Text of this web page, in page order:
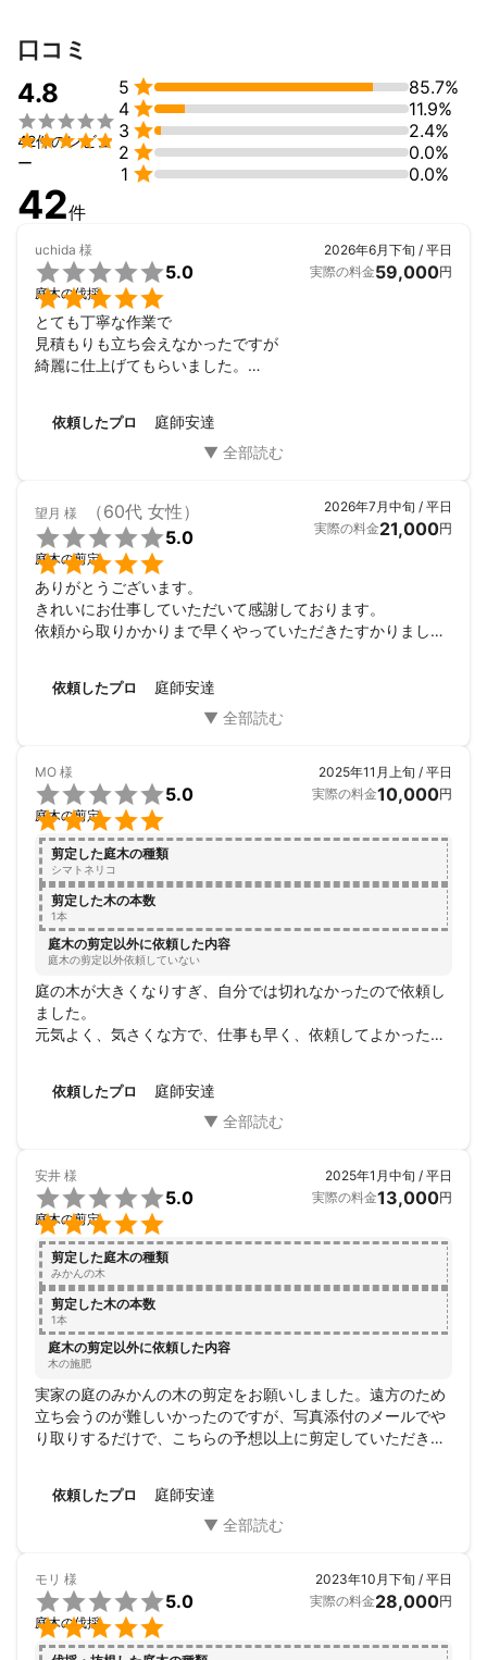
口コミ
4.8


42件のレビュ
ー
5 
85.7%
4 
11.9%
3 
2.4%
2 
0.0%
1  0.0%
42件
uchida 様


5.0
庭木の伐採
2026年6月下旬 / 平日
実際の料金59,000円
とても丁寧な作業で
見積もりも立ち会えなかったですが
綺麗に仕上げてもらいました。
依頼したプロ 庭師安達
望月 様 （60代 女性）


5.0
庭木の剪定
2026年7月中旬 / 平日
実際の料金21,000円
ありがとうございます。
きれいにお仕事していただいて感謝しております。
依頼から取りかかりまで早くやっていただきたすかりまし
依頼したプロ 庭師安達
MO 様


5.0
庭木の剪定
2025年11月上旬 / 平日
実際の料金10,000円
剪定した庭木の種類
シマトネリコ
剪定した木の本数
1本
庭木の剪定以外に依頼した内容
庭木の剪定以外依頼していない
庭の木が大きくなりすぎ、自分では切れなかったので依頼し
ました。
元気よく、気さくな方で、仕事も早く、依頼してよかったで
依頼したプロ 庭師安達
安井 様


5.0
庭木の剪定
2025年1月中旬 / 平日
実際の料金13,000円
剪定した庭木の種類
みかんの木
剪定した木の本数
1本
庭木の剪定以外に依頼した内容
木の施肥
実家の庭のみかんの木の剪定をお願いしました。遠方のため
立ち会うのが難しいかったのですが、写真添付のメールでや
り取りするだけで、こちらの予想以上に剪定していただきま
依頼したプロ 庭師安達
モリ 様


5.0
庭木の伐採
2023年10月下旬 / 平日
実際の料金28,000円